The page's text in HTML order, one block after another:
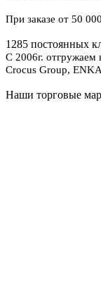
При заказе от 50
1285 постоянных
С 2006г.
Crocus Group,
Наши торговые